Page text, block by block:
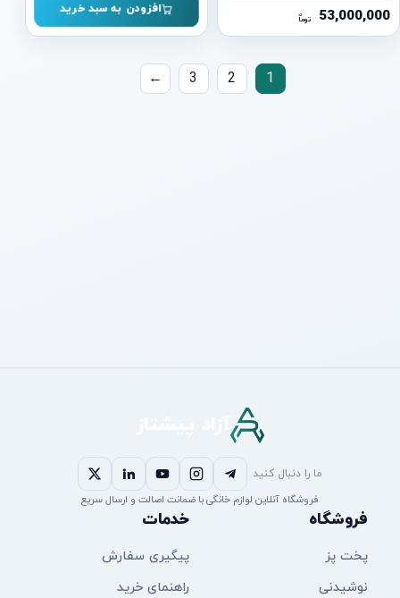
53,000,000 توما
ن افزودن به سبد خرید
1
2
3
←
ما را دنبال کنید
فروشگاه آنلاین لوازم خانگی با ضمانت اصالت و ارسال سریع
فروشگاه
پخت پز
نوشیدنی
خدمات
پیگیری سفارش
راهنمای خرید